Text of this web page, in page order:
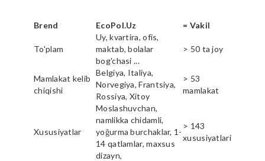
Brend EcoPol.Uz = Vakil
To'plam
Uy, kvartira, ofis,
maktab, bolalar
bog'chasi ...
> 50 ta joy
Mamlakat kelib
chiqishi
Belgiya, Italiya,
Norvegiya, Frantsiya,
Rossiya, Xitoy
> 53
mamlakat
Xususiyatlar
Moslashuvchan,
namlikka chidamli,
yoğurma burchaklar, 1-
14 qatlamlar, maxsus
dizayn,
> 143
xususiyatlari